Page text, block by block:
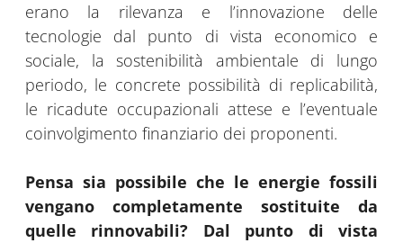
erano la rilevanza e l’innovazione delle
tecnologie dal punto di vista economico e
sociale, la sostenibilità ambientale di lungo
periodo, le concrete possibilità di replicabilità,
le ricadute occupazionali attese e l’eventuale
coinvolgimento finanziario dei proponenti.
Pensa sia possibile che le energie fossili
vengano completamente sostituite da
quelle rinnovabili? Dal punto di vista